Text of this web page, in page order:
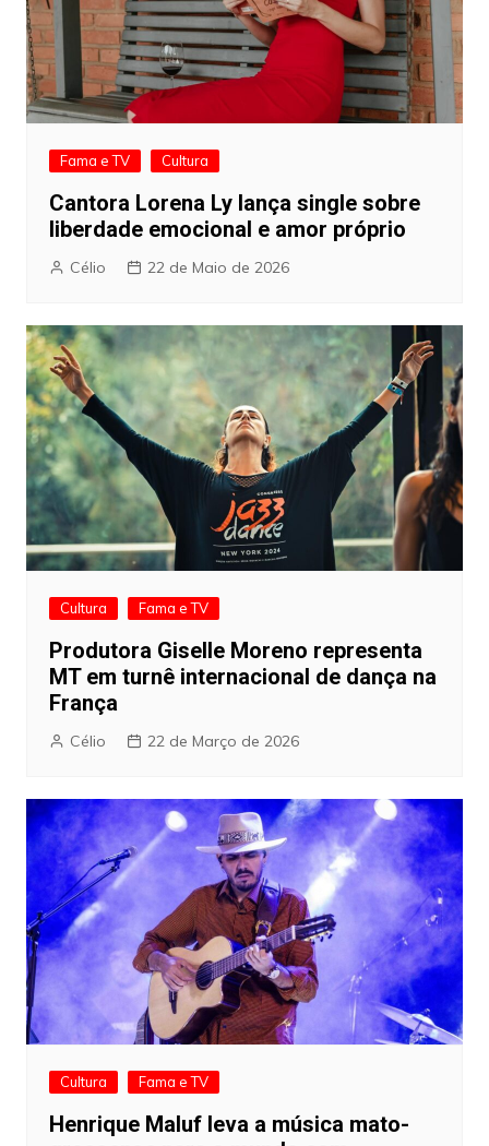
Fama e TV Cultura
Cantora Lorena Ly lança single sobre
liberdade emocional e amor próprio
Célio 22 de Maio de 2026
Cultura Fama e TV
Produtora Giselle Moreno representa
MT em turnê internacional de dança na
França
Célio 22 de Março de 2026
Cultura Fama e TV
Henrique Maluf leva a música mato-